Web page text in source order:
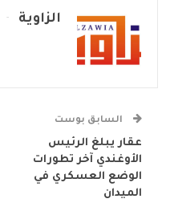
الزاوية
السابق بوست
عقار يبلغ الرئيس
الأوغندي آخر تطورات
الوضع العسكري في
الميدان